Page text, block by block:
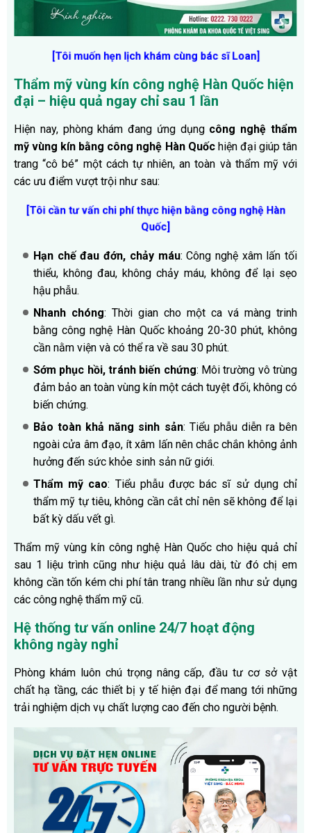
[Tôi muốn hẹn lịch khám cùng bác sĩ Loan]
Thẩm mỹ vùng kín công nghệ Hàn Quốc hiện
đại – hiệu quả ngay chỉ sau 1 lần
Hiện nay, phòng khám đang ứng dụngcông nghệ thẩm
mỹ vùng kín bằng công nghệ Hàn Quốchiện đại giúp tân
trang “cô bé” một cách tự nhiên, an toàn và thẩm mỹ với
các ưu điểm vượt trội như sau:
[Tôi cần tư vấn chi phí thực hiện bằng công nghệ Hàn
Quốc]
Hạn chế đau đớn, chảy máu: Công nghệ xâm lấn tối
thiểu, không đau, không chảy máu, không để lại sẹo
hậu phẫu.
Nhanh chóng: Thời gian cho một ca vá màng trinh
bằng công nghệ Hàn Quốc khoảng 20-30 phút, không
cần nằm viện và có thể ra về sau 30 phút.
Sớm phục hồi, tránh biến chứng: Môi trường vô trùng
đảm bảo an toàn vùng kín một cách tuyệt đối, không có
biến chứng.
Bảo toàn khả năng sinh sản: Tiểu phẫu diễn ra bên
ngoài cửa âm đạo, ít xâm lấn nên chắc chắn không ảnh
hưởng đến sức khỏe sinh sản nữ giới.
Thẩm mỹ cao: Tiểu phẫu được bác sĩ sử dụng chỉ
thẩm mỹ tự tiêu, không cần cắt chỉ nên sẽ không để lại
bất kỳ dấu vết gì.
Thẩm mỹ vùng kín công nghệ Hàn Quốc cho hiệu quả chỉ
sau 1 liệu trình cũng như hiệu quả lâu dài, từ đó chị em
không cần tốn kém chi phí tân trang nhiều lần như sử dụng
các công nghệ thẩm mỹ cũ.
Hệ thống tư vấn online 24/7 hoạt động
không ngày nghỉ
Phòng khám luôn chú trọng nâng cấp, đầu tư cơ sở vật
chất hạ tầng, các thiết bị y tế hiện đại để mang tới những
trải nghiệm dịch vụ chất lượng cao đến cho người bệnh.